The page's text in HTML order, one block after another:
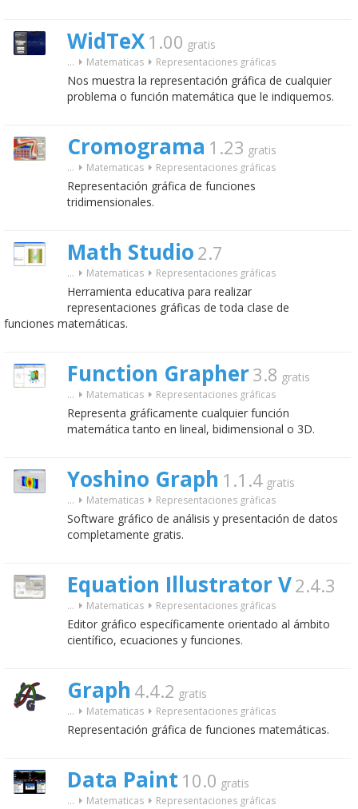
WidTeX 1.00 gratis
... Matematicas Representaciones gráficas
Nos muestra la representación gráfica de cualquier
problema o función matemática que le indiquemos.
Cromograma 1.23 gratis
... Matematicas Representaciones gráficas
Representación gráfica de funciones
tridimensionales.
Math Studio 2.7
... Matematicas Representaciones gráficas
Herramienta educativa para realizar
representaciones gráficas de toda clase de
funciones matemáticas.
Function Grapher3.8 gratis
... Matematicas Representaciones gráficas
Representa gráficamente cualquier función
matemática tanto en lineal, bidimensional o 3D.
Yoshino Graph 1.1.4 gratis
... Matematicas Representaciones gráficas
Software gráfico de análisis y presentación de datos
completamente gratis.
Equation Illustrator V2.4.3
... Matematicas Representaciones gráficas
Editor gráfico específicamente orientado al ámbito
científico, ecuaciones y funciones.
Graph 4.4.2 gratis
... Matematicas Representaciones gráficas
Representación gráfica de funciones matemáticas.
Data Paint 10.0 gratis
... Matematicas Representaciones gráficas